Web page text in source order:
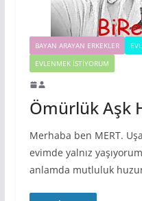
BAYAN ARAYAN ERKEKLER
EVLENMEK İSTIYORUM
Ömürlük Aşk
Merhaba ben MERT.
evimde yalnız
anlamda mutluluk